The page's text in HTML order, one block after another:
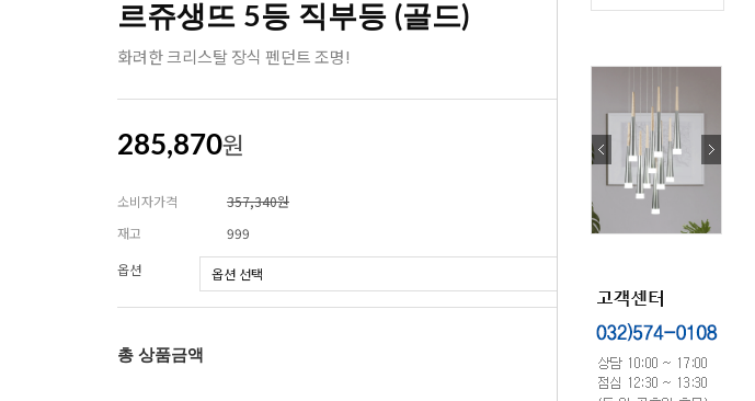
르쥬생뜨 5등 직부등 (골드)
화려한 크리스탈 장식 펜던트 조명!
285,870원
소비자가격
357,340원
재고
999
옵션
총 상품금액 0 원